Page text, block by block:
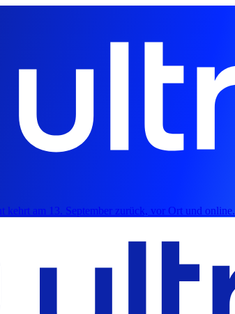
kehrt am 13. September zurück, vor Ort und online.